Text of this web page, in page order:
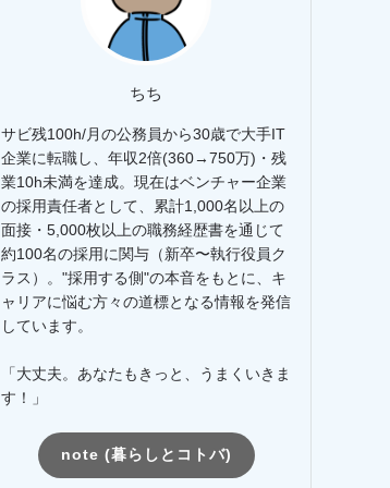
ちち
サビ残100h/月の公務員から30歳で大手IT
企業に転職し、年収2倍(360→750万)・残
業10h未満を達成。現在はベンチャー企業
の採用責任者として、累計1,000名以上の
面接・5,000枚以上の職務経歴書を通じて
約100名の採用に関与（新卒〜執行役員ク
ラス）。"採用する側"の本音をもとに、キ
ャリアに悩む方々の道標となる情報を発信
しています。
「大丈夫。あなたもきっと、うまくいきま
す！」
note (暮らしとコトバ)